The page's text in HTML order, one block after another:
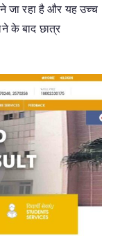
जा रहा है और यह उच्च
के बाद छात्र